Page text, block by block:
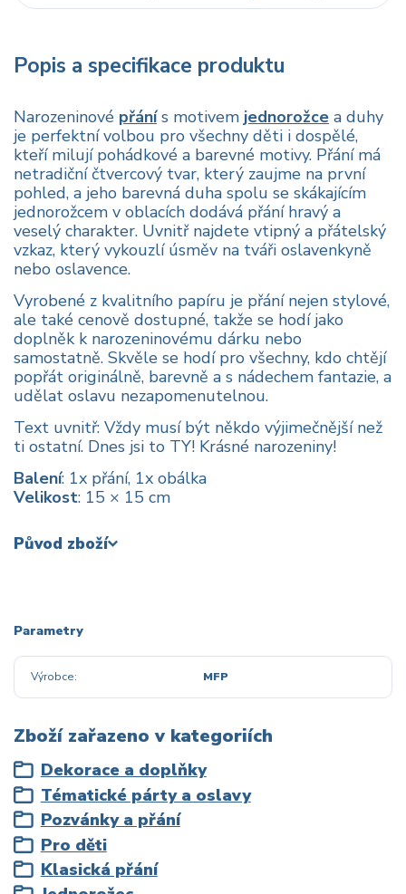
Popis a specifikace produktu
Narozeninové přánís motivem jednorožce a duhy
je perfektní volbou pro všechny děti i dospělé,
kteří milují pohádkové a barevné motivy. Přání má
netradiční čtvercový tvar, který zaujme na první
pohled, a jeho barevná duha spolu se skákajícím
jednorožcem v oblacích dodává přání hravý a
veselý charakter. Uvnitř najdete vtipný a přátelský
vzkaz, který vykouzlí úsměv na tváři oslavenkyně
nebo oslavence.
Vyrobené z kvalitního papíru je přání nejen stylové,
ale také cenově dostupné, takže se hodí jako
doplněk k narozeninovému dárku nebo
samostatně. Skvěle se hodí pro všechny, kdo chtějí
popřát originálně, barevně a s nádechem fantazie, a
udělat oslavu nezapomenutelnou.
Text uvnitř: Vždy musí být někdo výjimečnější než
ti ostatní. Dnes jsi to TY! Krásné narozeniny!
Balení: 1x přání, 1x obálka
Velikost: 15 × 15 cm
Původ zboží
Parametry
Výrobce MFP
Zboží zařazeno v kategoriích
Dekorace a doplňky
Tématické párty a oslavy
Pozvánky a přání
Pro děti
Klasická přání